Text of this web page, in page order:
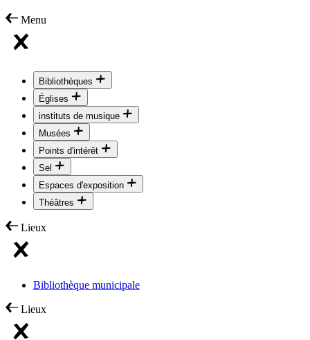
Menu
Bibliothèques
Églises
instituts de musique
Musées
Points d'intérêt
Sel
Espaces d'exposition
Théâtres
Lieux
Bibliothèque municipale
Lieux